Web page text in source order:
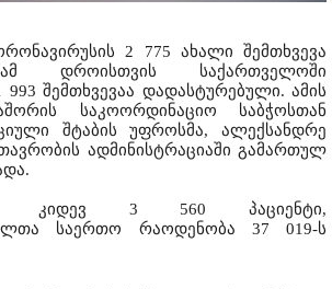
2 775 ახალი შემთხვევა
დროისთვის საქართველოში
შემთხვევაა დადასტურებული. ამის
საკოორდინაციო საბჭოსთან
შტაბის უფროსმა, ალექსანდრე
ადმინისტრაციაში გამართულ
კიდევ 3 560 პაციენტი,
საერთო რაოდენობა 37 019-ს